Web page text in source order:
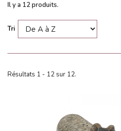
Il y a 12 produits.
Tri
Résultats 1 - 12 sur 12.